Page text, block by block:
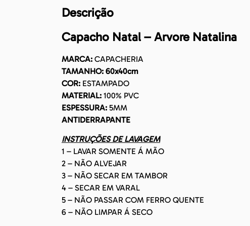
Descrição
Capacho Natal – Arvore Natalina
MARCA: CAPACHERIA
TAMANHO: 60x40cm
COR: ESTAMPADO
MATERIAL: 100% PVC
ESPESSURA: 5MM
ANTIDERRAPANTE
INSTRUÇÕES DE LAVAGEM
1 – LAVAR SOMENTE Á MÃO
2 – NÃO ALVEJAR
3 – NÃO SECAR EM TAMBOR
4 – SECAR EM VARAL
5 – NÃO PASSAR COM FERRO QUENTE
6 – NÃO LIMPAR Á SECO